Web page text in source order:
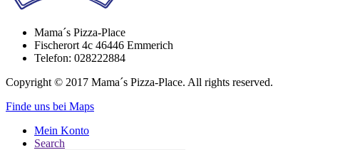
Mama´s Pizza-Place
Fischerort 4c 46446 Emmerich
Telefon: 028222884
Copyright © 2017 Mama´s Pizza-Place. All rights reserved.
Finde uns bei Maps
Mein Konto
Search